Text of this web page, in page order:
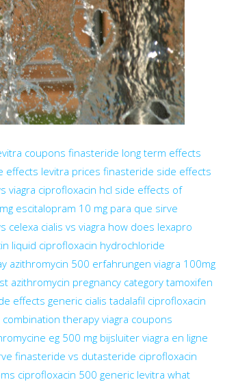
coupons finasteride long term effects
effects levitra prices finasteride side effects
viagra ciprofloxacin hcl side effects of
escitalopram 10 mg para que sirve
celexa cialis vs viagra how does lexapro
liquid ciprofloxacin hydrochloride
azithromycin 500 erfahrungen viagra 100mg
azithromycin pregnancy category tamoxifen
effects generic cialis tadalafil ciprofloxacin
therapyviagra coupons
eg 500 mg bijsluiter viagra en ligne
finasteride vs dutasteride ciprofloxacin
ciprofloxacin 500 generic levitra what